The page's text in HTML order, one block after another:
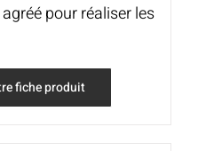
pour réaliser les
fiche produit